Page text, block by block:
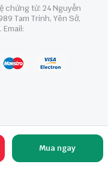
Mua ngay
chứng từ: 24 Nguyễn
Tam Trinh, Yên Sở,
Email:
TÀI KHOẢN NGÀNH HÀNG